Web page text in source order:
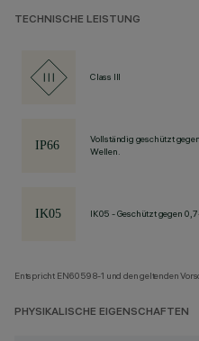
TECHNISCHE LEISTUNG
Class III
Vollständig geschützt
Wellen.
IK05 - Geschützt gegen
Entspricht EN60598-1 und den geltenden
PHYSIKALISCHE EIGENSCHAFTEN